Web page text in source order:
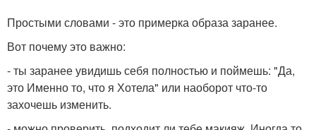
Простыми словами - это примерка образа заранее.
Вот почему это важно:
- ты заранее увидишь себя полностью и поймешь: "Да,
это Именно то, что я Хотела" или наоборот что-то
захочешь изменить.